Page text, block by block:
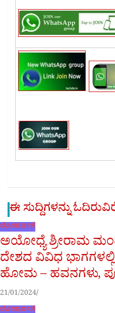
ಈ ಸುದ್ದಿಗಳನ್ನು
ಲೋಕಾರ್ಪಣೆ
ಅಯೋಧ್ಯೆ ಶ್ರೀರಾಮ
ದೇಶದ ವಿವಿಧ
ಹೋಮ – ಹವನಗಳು,
21/01/2024
ಲೋಕಾರ್ಪಣೆ